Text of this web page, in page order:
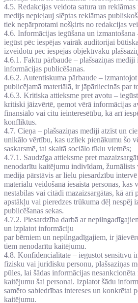
4.5. Redakcijas veidota satura un
medijs nepieļauj slēptas reklāmas
tiek nepārprotami nošķirts no redakcijas
4.6. Informācijas iegūšana un izmantošana
iegūst pēc iespējas vairāk auditorijai
izveidotu pēc iespējas objektīvāku
4.6.1. Faktu pārbaude – plašsaziņas mediji
informācijas publicēšanas.
4.6.2. Autentiskuma pārbaude –
publicējamā materiālā, ir jāpārliecinās par
4.6.3. Kritiska attieksme pret avotu –
kritiski jāizvērtē, ņemot vērā informācijas
finansiālo vai citu ieinteresētību, kā arī
konfliktus.
4.7. Cieņa – plašsaziņas mediji atzīst un
unikālo vērtību, kas uzliek pienākumu šo
saskarsmē, tai skaitā sociālo tīklu vietnēs;
4.7.1. Saudzīga attieksme pret
nenodarītu kaitējumu indivīdam, žurnālists
medija pārstāvis ar lielu piesardzību
materiālu veidošanā iesaista personas, kas
nestabilas vai citādi mazaizsargātas, kā arī
apstākļu vai pieredzes trūkuma dēļ nespēj
publicēšanas sekas.
4.7.2. Piesardzība darbā ar
un izplatot informāciju
par bērniem un nepilngadīgajiem, ir
tiem nenodarītu kaitējumu.
4.8. Konfidencialitāte – iegūstot sensitīvu
fizisku vai juridisku personu, plašsaziņas
pūles, lai šādas informācijas
kaitējumu šai personai. Izplatot šādu
samēro sabiedrības intereses un konkrētai
kaitējumu.